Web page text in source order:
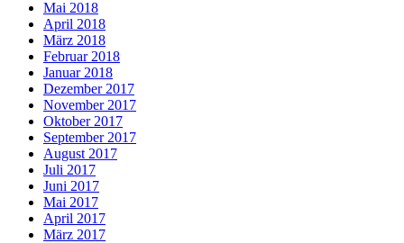
Mai 2018
April 2018
März 2018
Februar 2018
Januar 2018
Dezember 2017
November 2017
Oktober 2017
September 2017
August 2017
Juli 2017
Juni 2017
Mai 2017
April 2017
März 2017